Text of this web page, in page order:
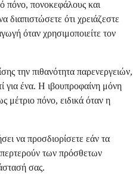
πόνο, πονοκεφάλους και
διαπιστώσετε ότι χρειάζεστε
όταν χρησιμοποιείτε τον
την πιθανότητα παρενεργειών,
για ένα. Η ιβουπροφαίνη μόνη
μέτριο πόνο, ειδικά όταν η
να προσδιορίσετε εάν τα
των πρόσθετων
σας.